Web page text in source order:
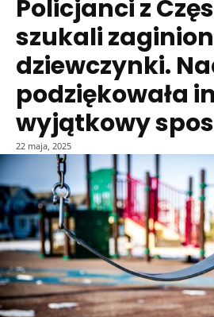
Policjanci z
szukali
dziewczynki.
podziękowała
wyjątkowy
22 maja, 2025